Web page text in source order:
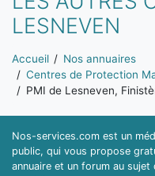
LESNEVEN
Vous êtes ici:
Accueil
Nos annuaires
Centres de Protection
PMI de Lesneven,
Nos-services.com est un
public, qui vous propose
annuaire et un forum au